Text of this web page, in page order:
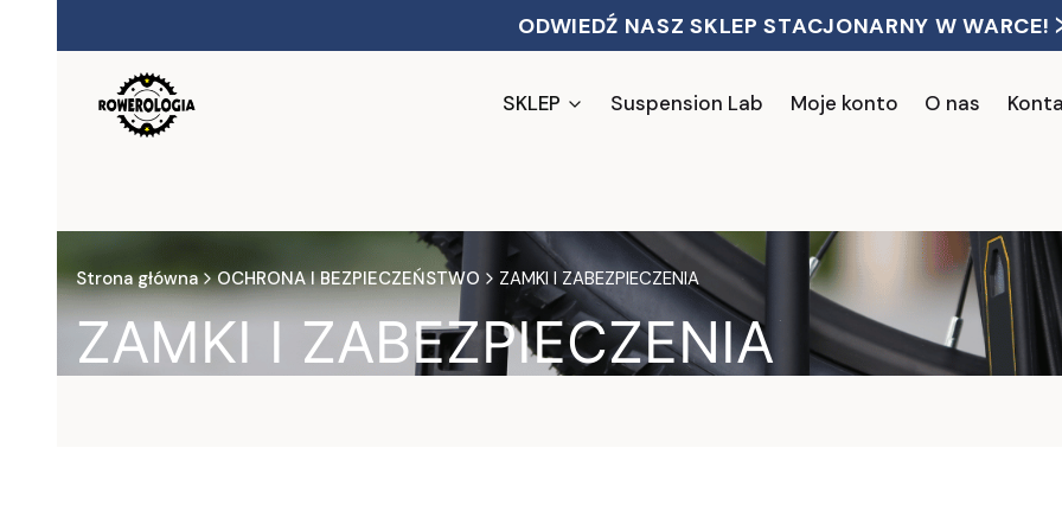
ODWIEDŹ NASZ SKLEP STACJONARNY W WARCE!
SKLEP Suspension Lab Moje konto O nas
Strona główna OCHRONA I BEZPIECZEŃSTWO ZAMKI I ZABEZPIECZENIA
ZAMKI I ZABEZPIECZENIA